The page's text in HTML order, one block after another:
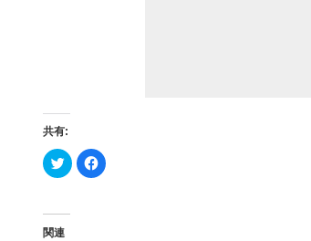
共有:
ク
リ
て
F
a
関連